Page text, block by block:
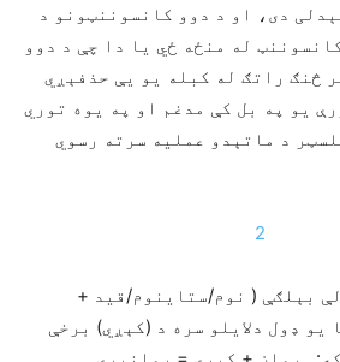
دی، او د دوو کانسوننټونو د
له منځه ځي یا دا چې د دوو
څنګ راتګ له کبله یو یې حذفېږي
یو په بل کې مدغم او په یوه توري
د ماتېدو عملیه سرته رسوي
بېلګې ( نوم/ستاینوم/قید +
یو ډول دلایلو سره د (کېږي) برخې